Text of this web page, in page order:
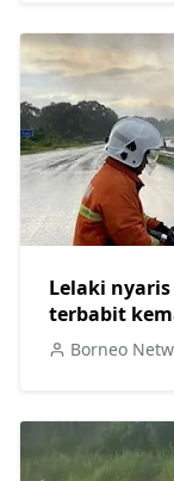
Lelaki
terbabit
Borneo